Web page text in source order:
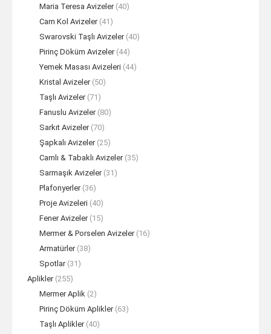
Maria Teresa Avizeler (40)
Cam Kol Avizeler (41)
Swarovski Taşlı Avizeler (40)
Pirinç Döküm Avizeler (44)
Yemek Masası Avizeleri (44)
Kristal Avizeler (50)
Taşlı Avizeler (71)
Fanuslu Avizeler (80)
Sarkıt Avizeler (70)
Şapkalı Avizeler (25)
Camlı & Tabaklı Avizeler (35)
Sarmaşık Avizeler (31)
Plafonyerler (36)
Proje Avizeleri (40)
Fener Avizeler (15)
Mermer & Porselen Avizeler (16)
Armatürler (38)
Spotlar (31)
Aplikler (255)
Mermer Aplik (2)
Pirinç Döküm Aplikler (63)
Taşlı Aplikler (40)